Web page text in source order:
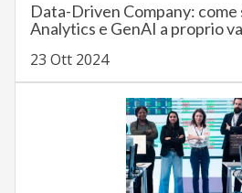
Data-Driven Company:
Analytics e GenAI a proprio
23 Ott 2024